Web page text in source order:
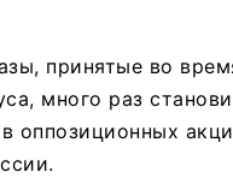
принятые во
много раз
оппозиционных